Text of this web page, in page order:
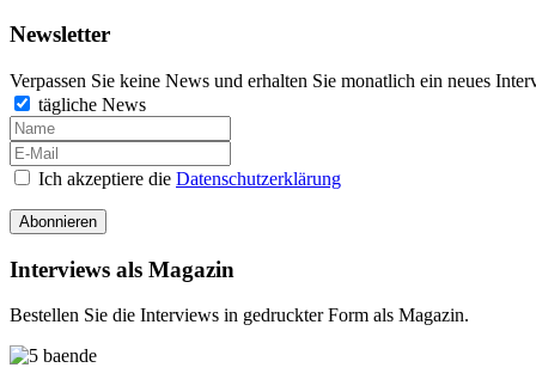
Newsletter
Verpassen Sie keine News und erhalten Sie monatlich ein neues
tägliche News
Ich akzeptiere die Datenschutzerklärung
Abonnieren
Interviews als Magazin
Bestellen Sie die Interviews in gedruckter Form als Magazin.